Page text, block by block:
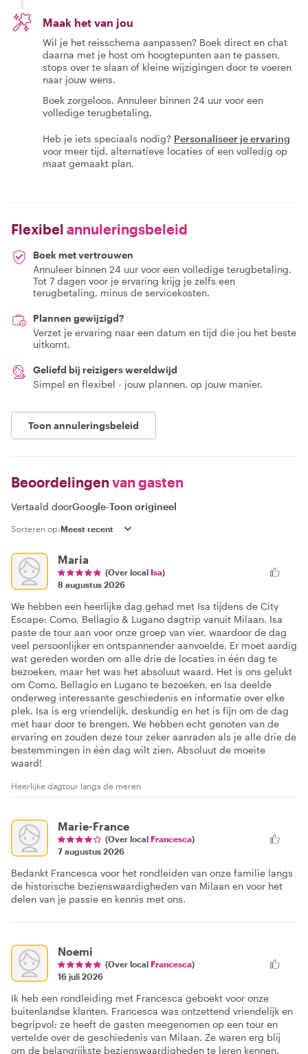
Maak het van jou
Wil je het reisschema aanpassen? Boek direct en chat
daarna met je host om hoogtepunten aan te passen,
stops over te slaan of kleine wijzigingen door te voeren
naar jouw wens.
Boek zorgeloos. Annuleer binnen 24 uur voor een
volledige terugbetaling.
Heb je iets speciaals nodig? Personaliseer je ervaring
voor meer tijd, alternatieve locaties of een volledig op
maat gemaakt plan.
Flexibel annuleringsbeleid
Boek met vertrouwen
Annuleer binnen 24 uur voor een volledige terugbetaling.
Tot 7 dagen voor je ervaring krijg je zelfs een
terugbetaling, minus de servicekosten.
Plannen gewijzigd?
Verzet je ervaring naar een datum en tijd die jou het beste
uitkomt.
Geliefd bij reizigers wereldwijd
Simpel en flexibel - jouw plannen, op jouw manier.
Toon annuleringsbeleid
Beoordelingen van gasten
Vertaald doorGoogle-Toon origineel
Sorteren op:
Maria
(Over local Isa)
8 augustus 2026
We hebben een heerlijke dag gehad met Isa tijdens de City
Escape: Como, Bellagio & Lugano dagtrip vanuit Milaan. Isa
paste de tour aan voor onze groep van vier, waardoor de dag
veel persoonlijker en ontspannender aanvoelde. Er moet aardig
wat gereden worden om alle drie de locaties in één dag te
bezoeken, maar het was het absoluut waard. Het is ons gelukt
om Como, Bellagio en Lugano te bezoeken, en Isa deelde
onderweg interessante geschiedenis en informatie over elke
plek. Isa is erg vriendelijk, deskundig en het is fijn om de dag
met haar door te brengen. We hebben echt genoten van de
ervaring en zouden deze tour zeker aanraden als je alle drie de
bestemmingen in één dag wilt zien. Absoluut de moeite
waard!
Heerlijke dagtour langs de meren
Marie-France
(Over local Francesca)
7 augustus 2026
Bedankt Francesca voor het rondleiden van onze familie langs
de historische bezienswaardigheden van Milaan en voor het
delen van je passie en kennis met ons.
Noemi
(Over local Francesca)
16 juli 2026
Ik heb een rondleiding met Francesca geboekt voor onze
buitenlandse klanten. Francesca was ontzettend vriendelijk en
begripvol; ze heeft de gasten meegenomen op een tour en
vertelde over de geschiedenis van Milaan. Ze waren erg blij
om de belangrijkste bezienswaardigheden te leren kennen.